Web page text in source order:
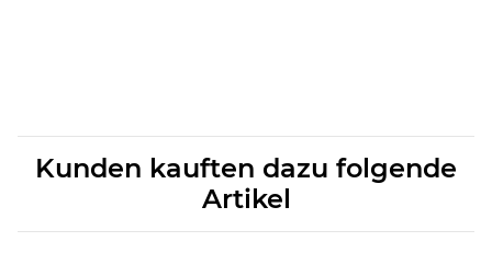
Kunden kauften dazu folgende
Artikel